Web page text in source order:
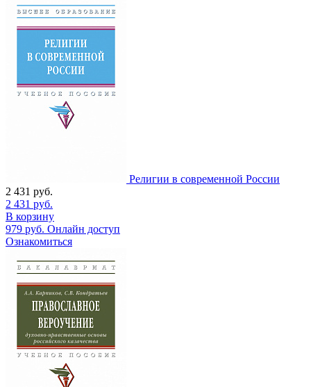
Религии в современной России
2 431 руб.
2 431 руб.
В корзину
979 руб. Онлайн доступ
Ознакомиться